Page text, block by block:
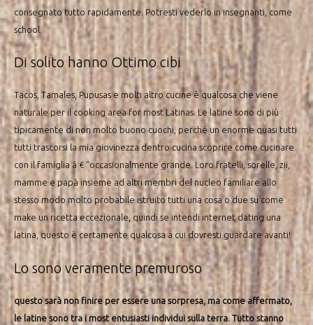
consegnato tutto rapidamente. Potresti vederlo in insegnanti, come
school.
Di solito hanno Ottimo cibi
Tacos, Tamales, Pupusas e molti altro cucine è qualcosa che viene
naturale per il cooking area for most Latinas. Le latine sono di più
tipicamente di non molto buono cuochi, perché un enorme quasi tutti
tutti trascorsi la mia giovinezza dentro cucina scoprire come cucinare
con il famiglia â € ”occasionalmente grande. Loro fratelli, sorelle, zii,
mamme e papà insieme ad altri membri del nucleo familiare allo
stesso modo molto probabile istruito tutti una cosa o due su come
make un ricetta eccezionale, quindi se intendi internet dating una
latina, questo è certamente qualcosa a cui dovresti guardare avanti!
Lo sono veramente premuroso
questo sarà non finire per essere una sorpresa, ma come affermato,
le latine sono tra i most entusiasti individui sulla terra. Tutto stanno